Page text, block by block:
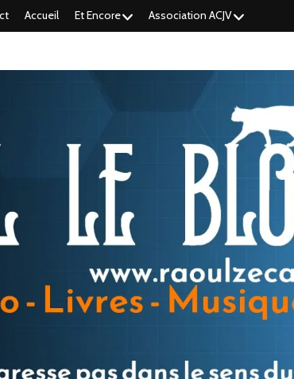
Accueil Et Encore Association ACJV